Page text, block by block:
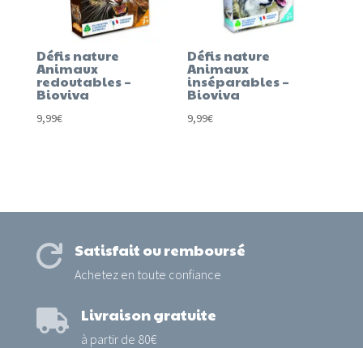
Défis nature
Animaux
redoutables –
Bioviva
9,99€
Défis nature
Animaux
inséparables –
Bioviva
9,99€
 Satisfait ou remboursé
Achetez en toute confiance
 Livraison gratuite
à partir de 80€